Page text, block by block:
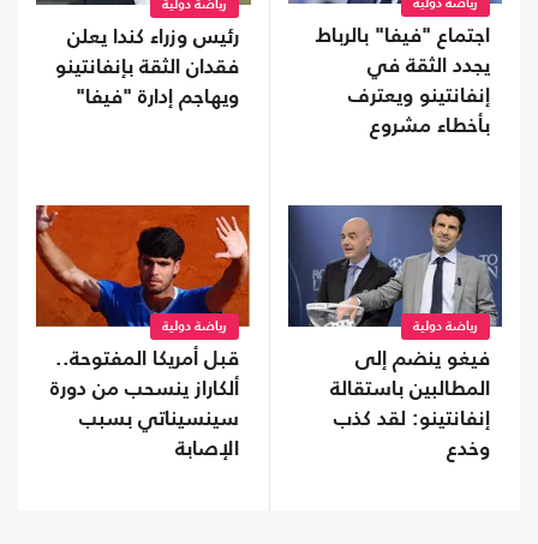
رياضة دولية
اجتماع "فيفا" بالرباط
يجدد الثقة في
إنفانتينو ويعترف
بأخطاء مشروع
رياضة دولية
رئيس وزراء كندا يعلن
فقدان الثقة بإنفانتينو
ويهاجم إدارة "فيفا"
رياضة دولية
فيغو ينضم إلى
المطالبين باستقالة
إنفانتينو: لقد كذب
وخدع
رياضة دولية
قبل أمريكا المفتوحة..
ألكاراز ينسحب من دورة
سينسيناتي بسبب
الإصابة